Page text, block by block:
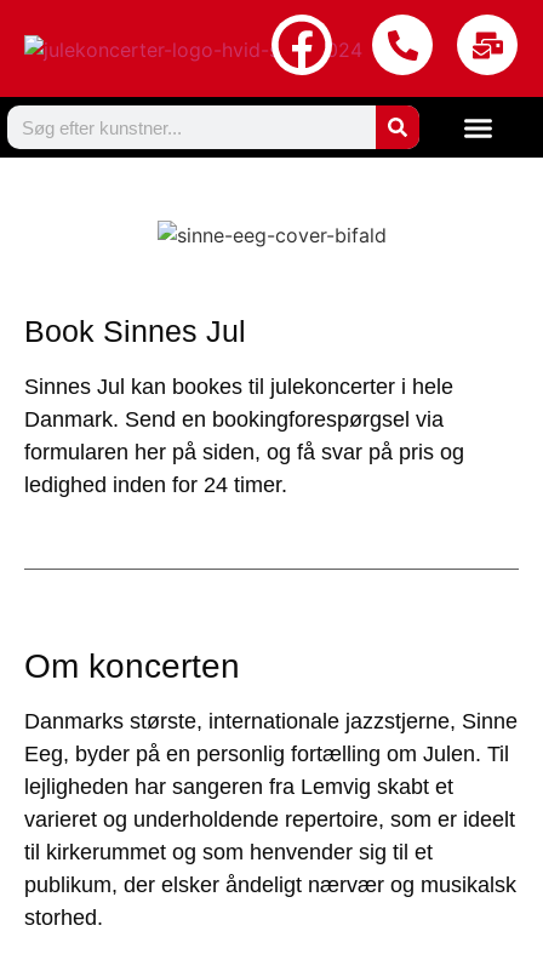
Book Sinnes Jul
Sinnes Jul kan bookes til julekoncerter i hele
Danmark. Send en bookingforespørgsel via
formularen her på siden, og få svar på pris og
ledighed inden for 24 timer.
Om koncerten
Danmarks største, internationale jazzstjerne, Sinne
Eeg, byder på en personlig fortælling om Julen. Til
lejligheden har sangeren fra Lemvig skabt et
varieret og underholdende repertoire, som er ideelt
til kirkerummet og som henvender sig til et
publikum, der elsker åndeligt nærvær og musikalsk
storhed.